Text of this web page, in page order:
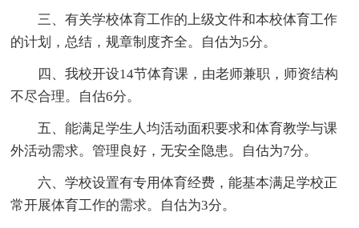
三、有关学校体育工作的上级文件和本校体育工作
的计划，总结，规章制度齐全。自估为5分。
四、我校开设14节体育课，由老师兼职，师资结构
不尽合理。自估6分。
五、能满足学生人均活动面积要求和体育教学与课
外活动需求。管理良好，无安全隐患。自估为7分。
六、学校设置有专用体育经费，能基本满足学校正
常开展体育工作的需求。自估为3分。